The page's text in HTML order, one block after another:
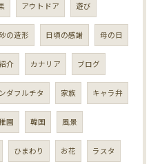
アウトドア 遊び
の造形 日頃の感謝 母の日
介 カナリア ブログ
ダフルチタ 家族 キャラ弁
園 韓国 風景
ひまわり お花 ラスタ